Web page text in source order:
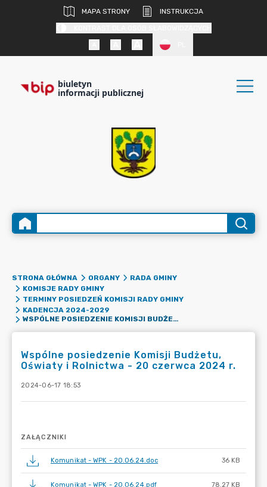
MAPA STRONY
INSTRUKCJA
biuletyn
informacji publicznej
STRONA GŁÓWNA ORGANY
RADA GMINY
KOMISJE RADY GMINY
TERMINY POSIEDZEŃ KOMISJI RADY GMINY
KADENCJA 2024-2029
WSPÓLNE POSIEDZENIE KOMISJI BUDŻETU, OŚWIATY I ROLNICTWA - 20 CZERWCA 2024 R.
Wspólne posiedzenie Komisji Budżetu,
Oświaty i Rolnictwa - 20 czerwca 2024 r.
2024-06-17 18:53
ZAŁĄCZNIKI
Komunikat - WPK - 20.06.24.doc 36 KB
Komunikat - WPK - 20.06.24.pdf 78.27 KB